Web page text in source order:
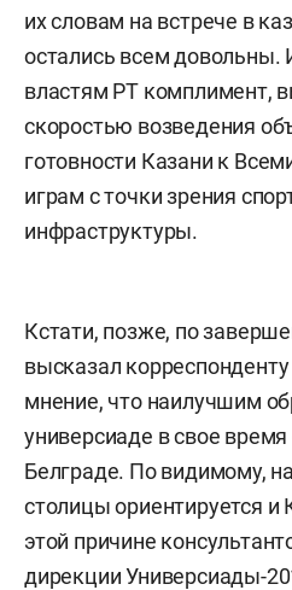
их словам на встрече в
остались всем довольны.
властям РТ комплимент,
скоростью возведения
готовности Казани к
играм с точки зрения
инфраструктуры.
Кстати, позже, по
высказал
мнение, что наилучшим
универсиаде в свое
Белграде. По видимому,
столицы ориентируется и
этой причине
дирекции Универсиады-